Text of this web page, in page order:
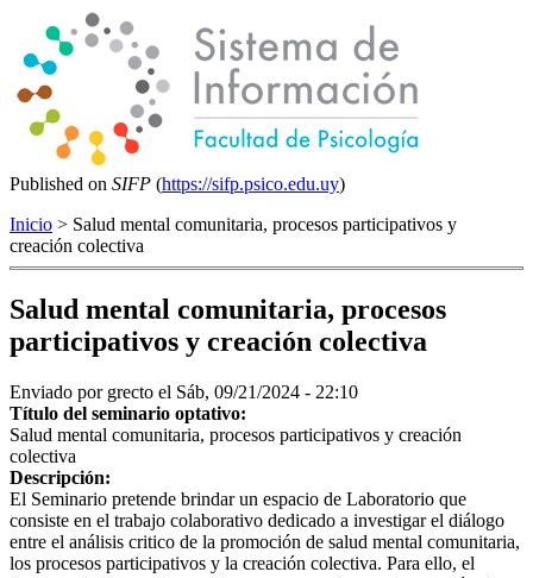
Published on SIFP (https://sifp.psico.edu.uy)
Inicio > Salud mental comunitaria, procesos participativos y
creación colectiva
Salud mental comunitaria, procesos
participativos y creación colectiva
Enviado por grecto el Sáb, 09/21/2024 - 22:10
Título del seminario optativo:
Salud mental comunitaria, procesos participativos y creación
colectiva
Descripción:
El Seminario pretende brindar un espacio de Laboratorio que
consiste en el trabajo colaborativo dedicado a investigar el diálogo
entre el análisis critico de la promoción de salud mental comunitaria,
los procesos participativos y la creación colectiva. Para ello, el